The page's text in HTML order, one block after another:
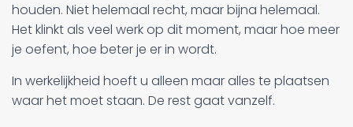
houden. Niet helemaal recht, maar bijna helemaal.
Het klinkt als veel werk op dit moment, maar hoe meer
je oefent, hoe beter je er in wordt.
In werkelijkheid hoeft u alleen maar alles te plaatsen
waar het moet staan. De rest gaat vanzelf.